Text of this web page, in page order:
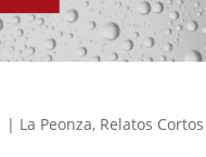
| La Peonza, Relatos Cortos